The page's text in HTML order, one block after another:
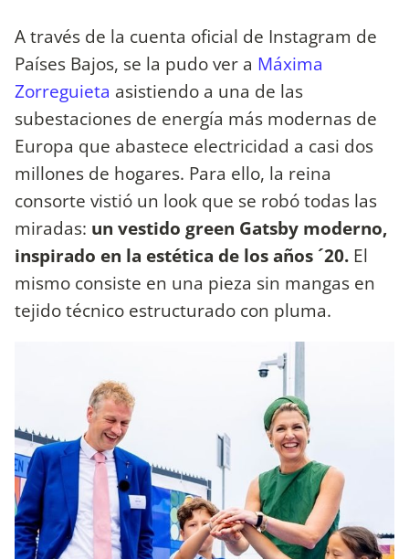
A través de la cuenta oficial de Instagram de
Países Bajos, se la pudo ver a Máxima
Zorreguieta asistiendo a una de las
subestaciones de energía más modernas de
Europa que abastece electricidad a casi dos
millones de hogares. Para ello, la reina
consorte vistió un look que se robó todas las
miradas: un vestido green Gatsby moderno,
inspirado en la estética de los años ´20. El
mismo consiste en una pieza sin mangas en
tejido técnico estructurado con pluma.